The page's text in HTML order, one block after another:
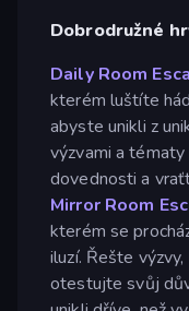
Dobrodružné
Daily Room
kterém luštíte
abyste unikli z
výzvami a
dovednosti a
Mirror Room
kterém se
iluzí. Řešte
otestujte svůj